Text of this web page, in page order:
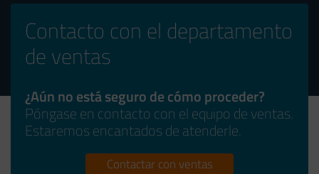
Contacto con el departamento
de ventas
¿Aún no está seguro de cómo proceder?
Póngase en contacto con el equipo de ventas.
Estaremos encantados de atenderle.
Contactar con ventas